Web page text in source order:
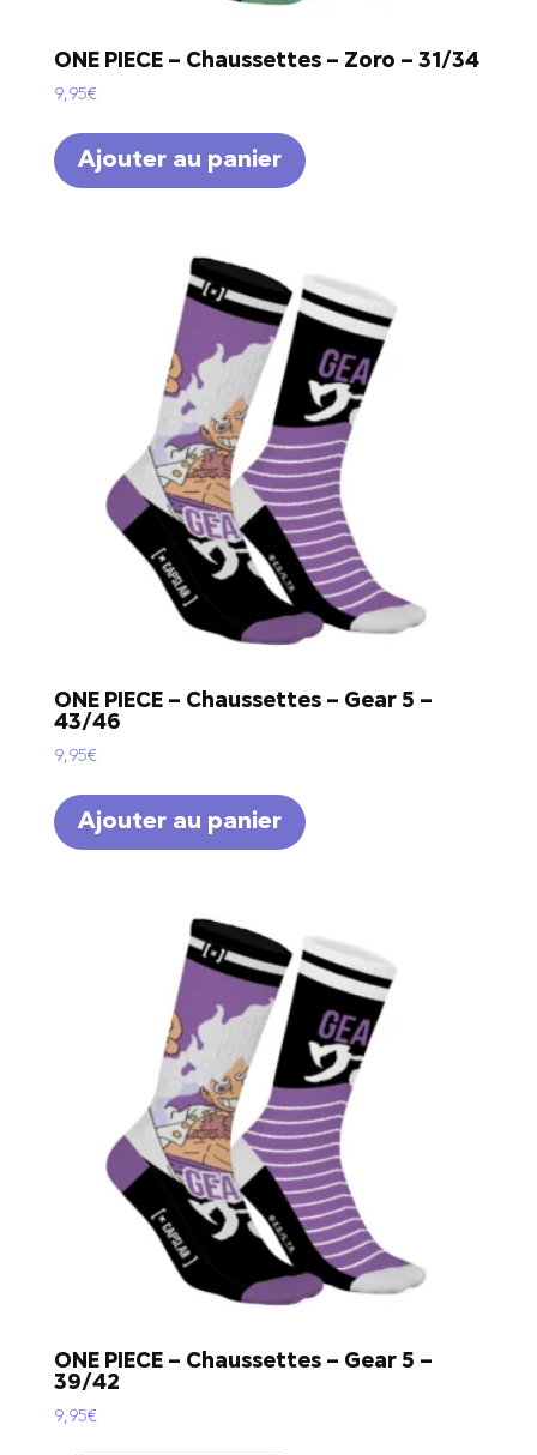
ONE PIECE – Chaussettes – Zoro – 31/34
9,95€
Ajouter au panier
ONE PIECE – Chaussettes – Gear 5 –
43/46
9,95€
Ajouter au panier
ONE PIECE – Chaussettes – Gear 5 –
39/42
9,95€